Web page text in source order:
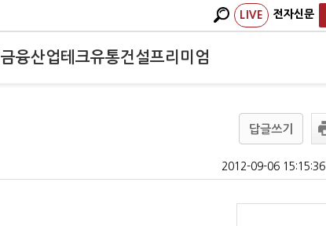
LIVE 전자신문
금융산업테크유통건설프리미엄
답글쓰기
2012-09-06 15:15:36